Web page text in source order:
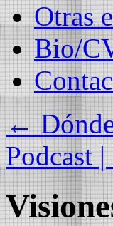
Otras
Bio/
←
Podcast